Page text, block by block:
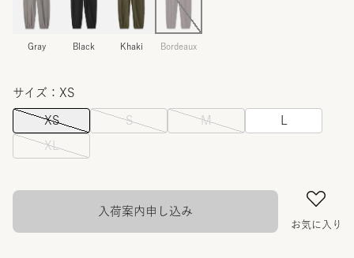
Gray Black Khaki Bordeaux
サイズ：XS
XS S M
XL
お気に入り
入荷案内申し込み